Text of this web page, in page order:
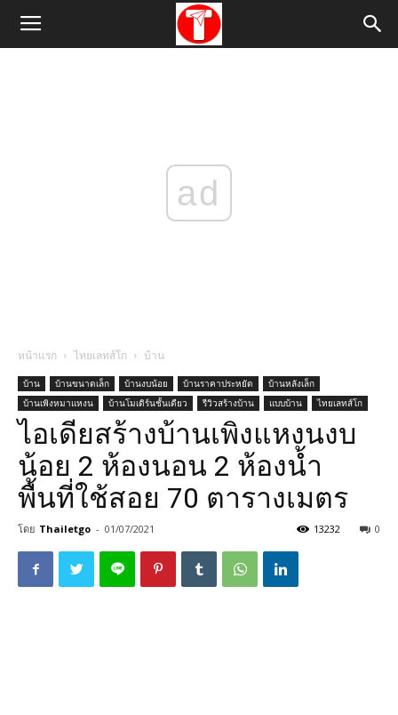
ad
หน้าแรก ไทยเลทส์โก บ้าน
บ้าน บ้านขนาดเล็ก บ้านงบน้อย บ้านราคาประหยัด
บ้านหลังเล็ก
บ้านเพิงหมาแหงน
บ้านโมเดิร์นชั้นเดียว รีวิวสร้างบ้าน แบบบ้าน ไทยเลทส์โก
ไอเดียสร้างบ้านเพิงแหงนงบ
น้อย 2 ห้องนอน 2 ห้องน้ำ
พื้นที่ใช้สอย 70 ตารางเมตร
โดย Thailetgo - 01/07/2021 0
13232